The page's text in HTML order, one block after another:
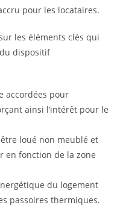
pour les locataires.
les éléments clés qui
dispositif
accordées pour
ainsi l’intérêt pour le
loué non meublé et
en fonction de la zone
du logement
passoires thermiques.